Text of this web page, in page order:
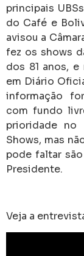
principais
do Café e
avisou a
fez os shows
dos 81 anos,
em Diário
informação
com fundo
prioridade no
Shows, mas
pode faltar
Presidente.
Veja a